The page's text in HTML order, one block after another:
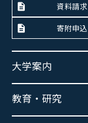
資料請求
寄附申込
大学案内
教育・研究